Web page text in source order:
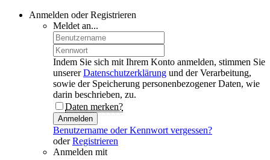
Anmelden oder Registrieren
Meldet an...
Indem Sie sich mit Ihrem Konto anmelden, stimmen Sie
unsererDatenschutzerklärung und der Verarbeitung,
sowie der Speicherung personenbezogener Daten, wie
darin beschrieben, zu.
Daten merken?
Anmelden
Benutzername oder Kennwort vergessen?
oderRegistrieren
Anmelden mit